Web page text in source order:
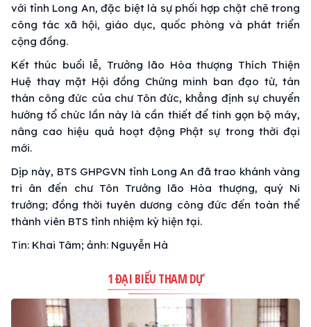
với tỉnh Long An, đặc biệt là sự phối hợp chặt chẽ trong
công tác xã hội, giáo dục, quốc phòng và phát triển
cộng đồng.
Kết thúc buổi lễ, Trưởng lão Hòa thượng Thích Thiện
Huệ thay mặt Hội đồng Chứng minh ban đạo từ, tán
thán công đức của chư Tôn đức, khẳng định sự chuyển
hướng tổ chức lần này là cần thiết để tinh gọn bộ máy,
nâng cao hiệu quả hoạt động Phật sự trong thời đại
mới.
Dịp này, BTS GHPGVN tỉnh Long An đã trao khánh vàng
tri ân đến chư Tôn Trưởng lão Hòa thượng, quý Ni
trưởng; đồng thời tuyên dương công đức đến toàn thể
thành viên BTS tỉnh nhiệm kỳ hiện tại.
Tin: Khai Tâm; ảnh: Nguyễn Hà
1 ĐẠI BIỂU THAM DỰ